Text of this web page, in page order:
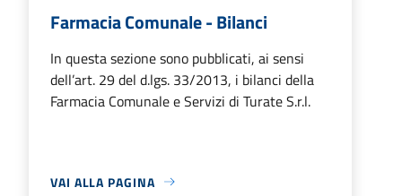
Farmacia Comunale - Bilanci
In questa sezione sono pubblicati, ai sensi
dell’art. 29 del d.lgs. 33/2013, i bilanci della
Farmacia Comunale e Servizi di Turate S.r.l.
VAI ALLA PAGINA